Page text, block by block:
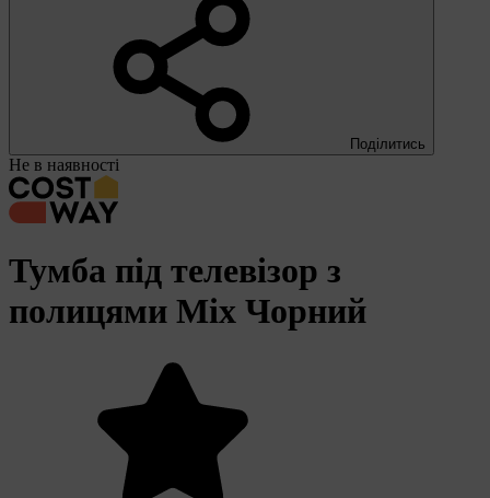
Поділитись
Не в наявності
Тумба під телевізор з
полицями Mix Чорний